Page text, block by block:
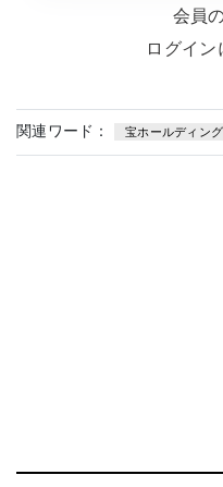
会員
ログイ
関連ワード： 宝ホールディング